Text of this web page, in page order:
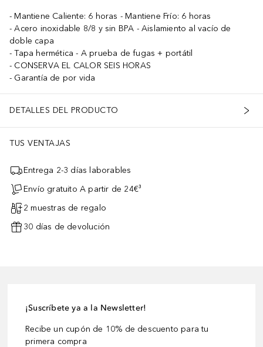
Mantiene Caliente: 6 horas - Mantiene Frío: 6 horas
Acero inoxidable 8/8 y sin BPA - Aislamiento al vacío de
doble capa
Tapa hermética - A prueba de fugas + portátil
CONSERVA EL CALOR SEIS HORAS
Garantía de por vida
DETALLES DEL PRODUCTO
TUS VENTAJAS
Entrega 2-3 días laborables
Envío gratuito A partir de 24€³
2 muestras de regalo
30 días de devolución
¡Suscríbete ya a la Newsletter!
Recibe un cupón de 10% de descuento para tu
primera compra